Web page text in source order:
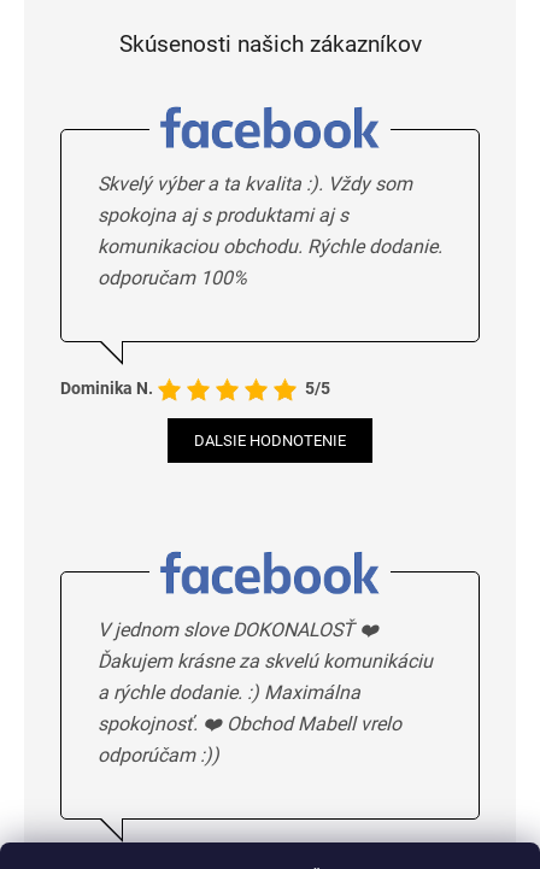
Skúsenosti našich zákazníkov
Skvelý výber a ta kvalita :). Vždy som
spokojna aj s produktami aj s
komunikaciou obchodu. Rýchle dodanie.
odporučam 100%
Dominika N. 5/5
DALSIE HODNOTENIE
V jednom slove DOKONALOSŤ ❤️
Ďakujem krásne za skvelú komunikáciu
a rýchle dodanie. :) Maximálna
spokojnosť. ❤️ Obchod Mabell vrelo
odporúčam :))